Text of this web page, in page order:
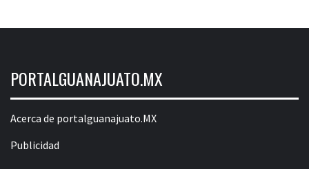
PORTALGUANAJUATO.MX
Acerca de portalguanajuato.MX
Publicidad